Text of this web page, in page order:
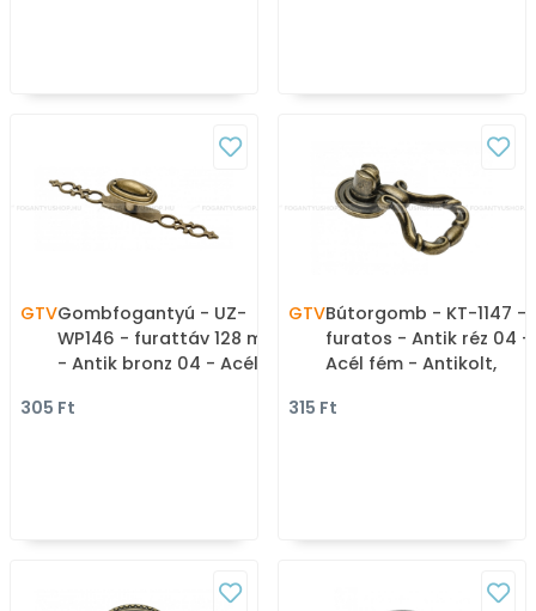
GTVGombfogantyú - UZ-
WP146 - furattáv 128 mm
- Antik bronz 04 - Acél
fém gombfogantyú
305 Ft
GTVBútorgomb - KT-1147 - 1
furatos - Antik réz 04 -
Acél fém - Antikolt,
gombfogantyú
315 Ft